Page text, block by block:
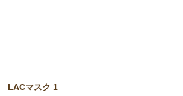
LACマスク 1